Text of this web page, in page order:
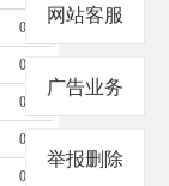
03-17
05-26
06-21
06-09
03-04
网站客服
广告业务
举报删除